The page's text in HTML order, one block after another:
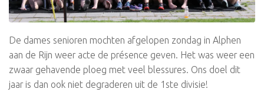
De dames senioren mochten afgelopen zondag in Alphen
aan de Rijn weer acte de présence geven. Het was weer een
zwaar gehavende ploeg met veel blessures. Ons doel dit
jaar is dan ook niet degraderen uit de 1ste divisie!